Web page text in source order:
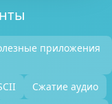
приложения
Сжатие аудио